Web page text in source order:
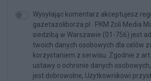
Wysyłając komentarz akceptujesz
gazetazoliborza.pl . PKM Żoli Media
siedzibą w Warszawie (01-756) jest
twoich danych osobowych dla celów
korzystaniem z serwisu. Zgodnie z
ustawy o ochronie danych
jest dobrowolne, Użytkownikowi